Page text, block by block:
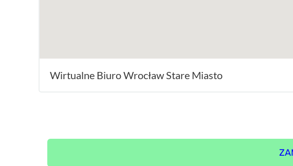
Wirtualne Biuro Wrocław Stare Miasto